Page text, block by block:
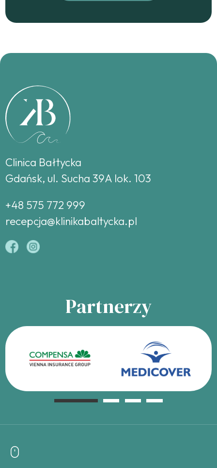
Clinica Bałtycka
Gdańsk, ul. Sucha 39A lok. 103
+48 575 772 999
recepcja@klinikabaltycka.pl
Partnerzy